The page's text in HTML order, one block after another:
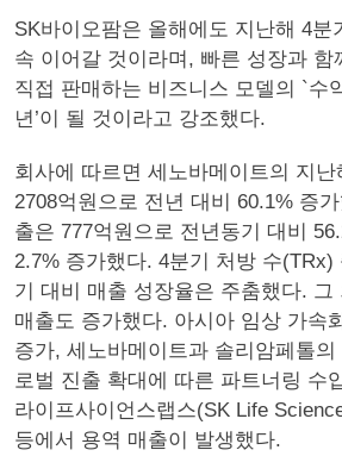
SK바이오팜은 올해에도 지난해 4분
속 이어갈 것이라며, 빠른 성장과 함
직접 판매하는 비즈니스 모델의 `수
년’이 될 것이라고 강조했다.
회사에 따르면 세노바메이트의 지
2708억원으로 전년 대비 60.1% 증
출은 777억원으로 전년동기 대비
2.7% 증가했다. 4분기 처방 수(TRx)
기 대비 매출 성장율은 주춤했다. 그
매출도 증가했다. 아시아 임상 가속
증가, 세노바메이트과 솔리암페톨
로벌 진출 확대에 따른 파트너링 수
라이프사이언스랩스(SK Life
등에서 용역 매출이 발생했다.